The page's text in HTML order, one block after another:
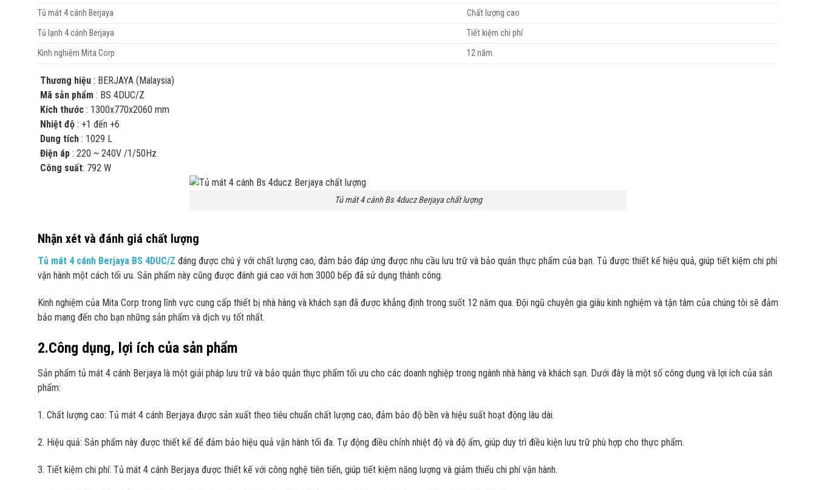
Tủ mát 4 cánh Berjaya
Chất lượng cao
Tủ lạnh 4 cánh Berjaya
Tiết kiệm chi phí
Kinh nghiệm Mita Corp
12 năm
Thương hiệu : BERJAYA (Malaysia)
Mã sản phẩm : BS 4DUC/Z
Kích thước : 1300x770x2060 mm
Nhiệt độ : +1 đến +6
Dung tích : 1029 L
Điện áp : 220 ~ 240V /1/50Hz
Công suất: 792 W
Tủ mát 4 cánh Bs 4ducz Berjaya chất lượng
Nhận xét và đánh giá chất lượng
Tủ mát 4 cánh Berjaya BS 4DUC/Z đáng được chú ý với chất lượng cao, đảm bảo đáp ứng được nhu cầu lưu trữ và bảo quản thực phẩm của bạn. Tủ được thiết kế hiệu quả, giúp tiết kiệm chi phí
vận hành một cách tối ưu. Sản phẩm này cũng được đánh giá cao với hơn 3000 bếp đã sử dụng thành công.
Kinh nghiệm của Mita Corp trong lĩnh vực cung cấp thiết bị nhà hàng và khách sạn đã được khẳng định trong suốt 12 năm qua. Đội ngũ chuyên gia giàu kinh nghiệm và tận tâm của chúng tôi sẽ đảm
bảo mang đến cho bạn những sản phẩm và dịch vụ tốt nhất.
2.Công dụng, lợi ích của sản phẩm
Sản phẩm tủ mát 4 cánh Berjaya là một giải pháp lưu trữ và bảo quản thực phẩm tối ưu cho các doanh nghiệp trong ngành nhà hàng và khách sạn. Dưới đây là một số công dụng và lợi ích của sản
phẩm:
1. Chất lượng cao: Tủ mát 4 cánh Berjaya được sản xuất theo tiêu chuẩn chất lượng cao, đảm bảo độ bền và hiệu suất hoạt động lâu dài.
2. Hiệu quả: Sản phẩm này được thiết kế để đảm bảo hiệu quả vận hành tối đa. Tự động điều chỉnh nhiệt độ và độ ẩm, giúp duy trì điều kiện lưu trữ phù hợp cho thực phẩm.
3. Tiết kiệm chi phí: Tủ mát 4 cánh Berjaya được thiết kế với công nghệ tiên tiến, giúp tiết kiệm năng lượng và giảm thiểu chi phí vận hành.